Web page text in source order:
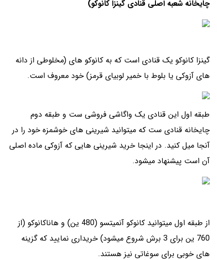
چایخانه شعبه اصلی قنادی گینزا کانوکو)
گینزا کانوکو یک قنادی است که به کانوکو های (مخلوطی از دانه
های آزوکی یا بلوط با خمیر لوبیای قرمز) خود معروف است.
طبقه اول این قنادی یک واگاشی فروشی ست و طبقه دوم
چایخانه قنادی ست که میتوانید شیرینی های خوشمزه خود را در
آنجا میل کنید. در اینجا خرید شیرینی هایی که آزوکی ماده اصلی
آن است پیشنهاد میشود.
از طبقه اول میتوانید کانوکو آنمیتسو (480 ین) و هاناکانوکو (از
760 ین برای 3 برش شروع میشود) خریداری نمایید که گزینه
های خوبی برای سوغاتی نیز هستند.